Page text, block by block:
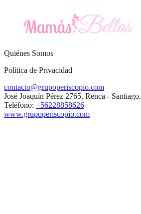
Quiénes Somos
Política de Privacidad
contacto@grupoperiscopio.com
José Joaquín Pérez 2765, Renca - Santiago.
Teléfono: +56228858626
www.grupoperiscopio.com